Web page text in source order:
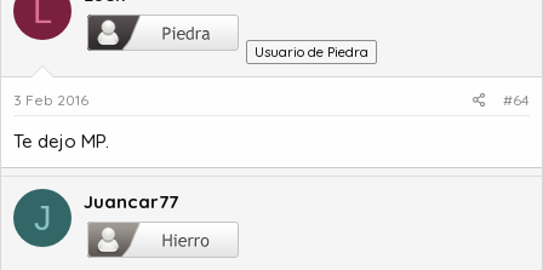
L
Usuario de Piedra
3 Feb 2016 #64
Te dejo MP.
J Juancar77